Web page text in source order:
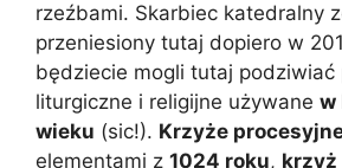
rzeźbami. Skarbiec katedralny
przeniesiony tutaj dopiero w
będziecie mogli tutaj podziwiać
liturgiczne i religijne używane w
wieku (sic!). Krzyże
elementami z 1024 roku, krzyż